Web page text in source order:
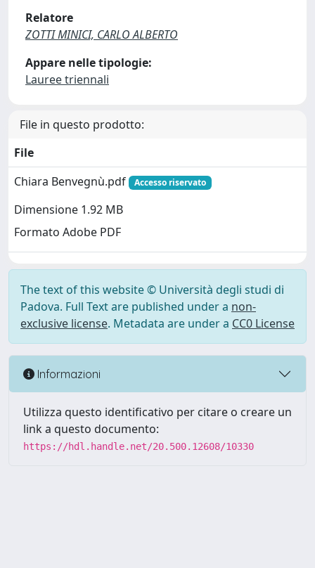
Relatore
ZOTTI MINICI, CARLO ALBERTO
Appare nelle tipologie:
Lauree triennali
File in questo prodotto:
File
Chiara Benvegnù.pdf
Accesso riservato
Dimensione 1.92 MB
Formato Adobe PDF
The text of this website © Università degli studi di
Padova. Full Text are published under a non-
exclusive license. Metadata are under a CC0 License
Informazioni
Utilizza questo identificativo per citare o creare un
link a questo documento:
https://hdl.handle.net/20.500.12608/10330